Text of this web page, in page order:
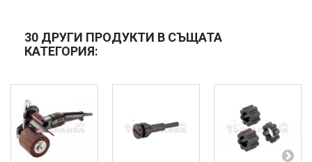
30 ДРУГИ ПРОДУКТИ В СЪЩАТА
КАТЕГОРИЯ: